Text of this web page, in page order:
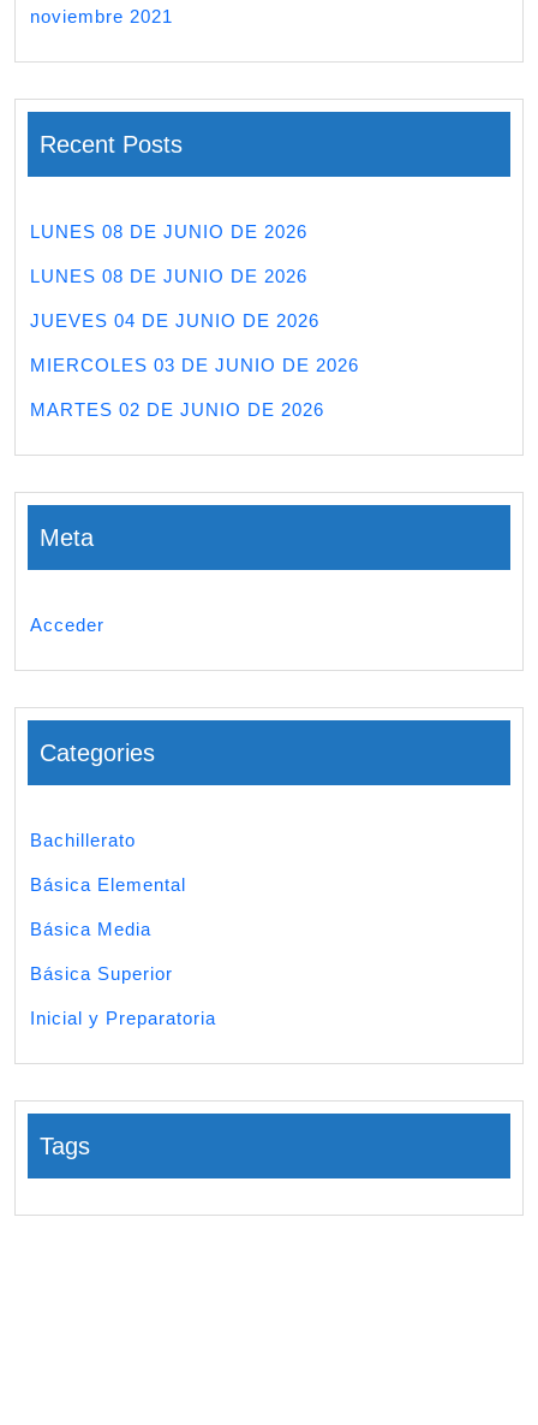
noviembre 2021
Recent Posts
LUNES 08 DE JUNIO DE 2026
LUNES 08 DE JUNIO DE 2026
JUEVES 04 DE JUNIO DE 2026
MIERCOLES 03 DE JUNIO DE 2026
MARTES 02 DE JUNIO DE 2026
Meta
Acceder
Categories
Bachillerato
Básica Elemental
Básica Media
Básica Superior
Inicial y Preparatoria
Tags